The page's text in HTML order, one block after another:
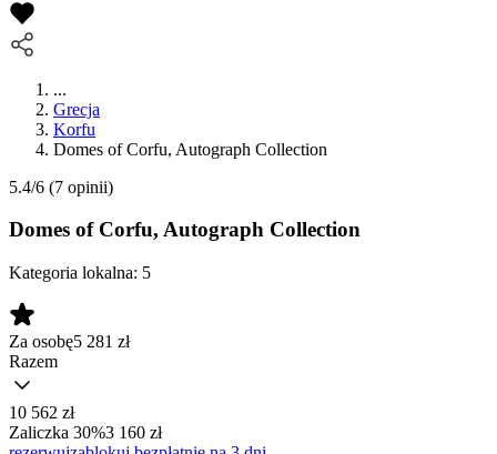
...
Grecja
Korfu
Domes of Corfu, Autograph Collection
5.4/6 (7 opinii)
Domes of Corfu, Autograph Collection
Kategoria lokalna: 5
Za osobę5 281 zł
Razem
10 562 zł
Zaliczka 30%3 160 zł